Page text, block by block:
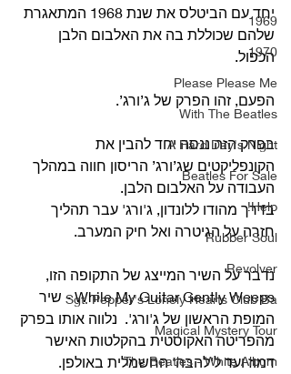
1969
1970
Please Please Me
With The Beatles
A Hard Day's Night
Beatles For Sale
Help!
Rubber Soul
Revolver
Sgt. Pepper's Lonely Hearts Club Ba
Magical Mystery Tour
The Beatles - White Album
יחד עם הביטלס את שנת 1968 המתאגרת
שלהם שכוללת בה את האלבום הלבן
הכפול.
הפעם, זהו הפרק של ג’ורג’.
בפרק הזה ננסה יחד להבין את
הקונפליקטים שג’ורג’ הריסון חווה במהלך
העבודה על האלבום הלבן.
בדרך מהודו ללונדון, ג'ורג' עבר תהליך
חזרה על הגיטרה ואל חיק המערב.
נדבר על השיר המייצג של התקופה הזו,
While My Guitar Gently Weeps - שיר
המופת הראשון של ג'ורג'.  נלווה אותו בפרק
מהפריטה האקוסטית בהקלטות האישר
דמוז ועד ל'להבה' החשמלית באולפן.